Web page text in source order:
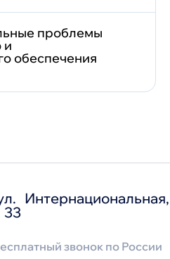
проблемы
и
обеспечения
Интернациональная,
33
звонок по России